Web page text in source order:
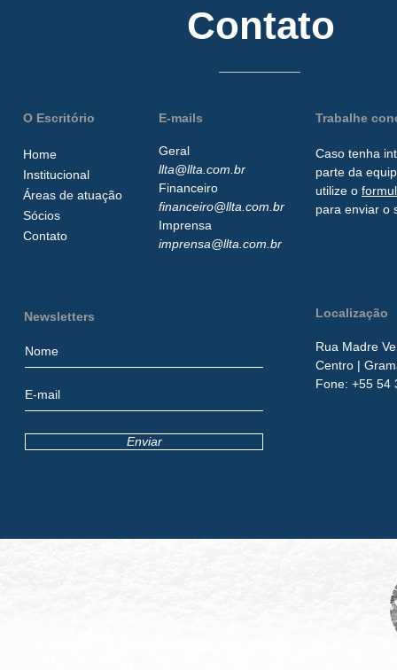
Contato
O Escritório
Home
Institucional
Áreas de atuação
Sócios
Contato
E-mails
Geral
llta@llta.com.br
Financeiro
financeiro@llta.com.br
Imprensa
imprensa@llta.com.br
Trabalhe
Caso tenha
parte da
utilize o
para enviar o
Enviar
Newsletters Localização
Rua Madre
Centro |
​Fone: +55 54